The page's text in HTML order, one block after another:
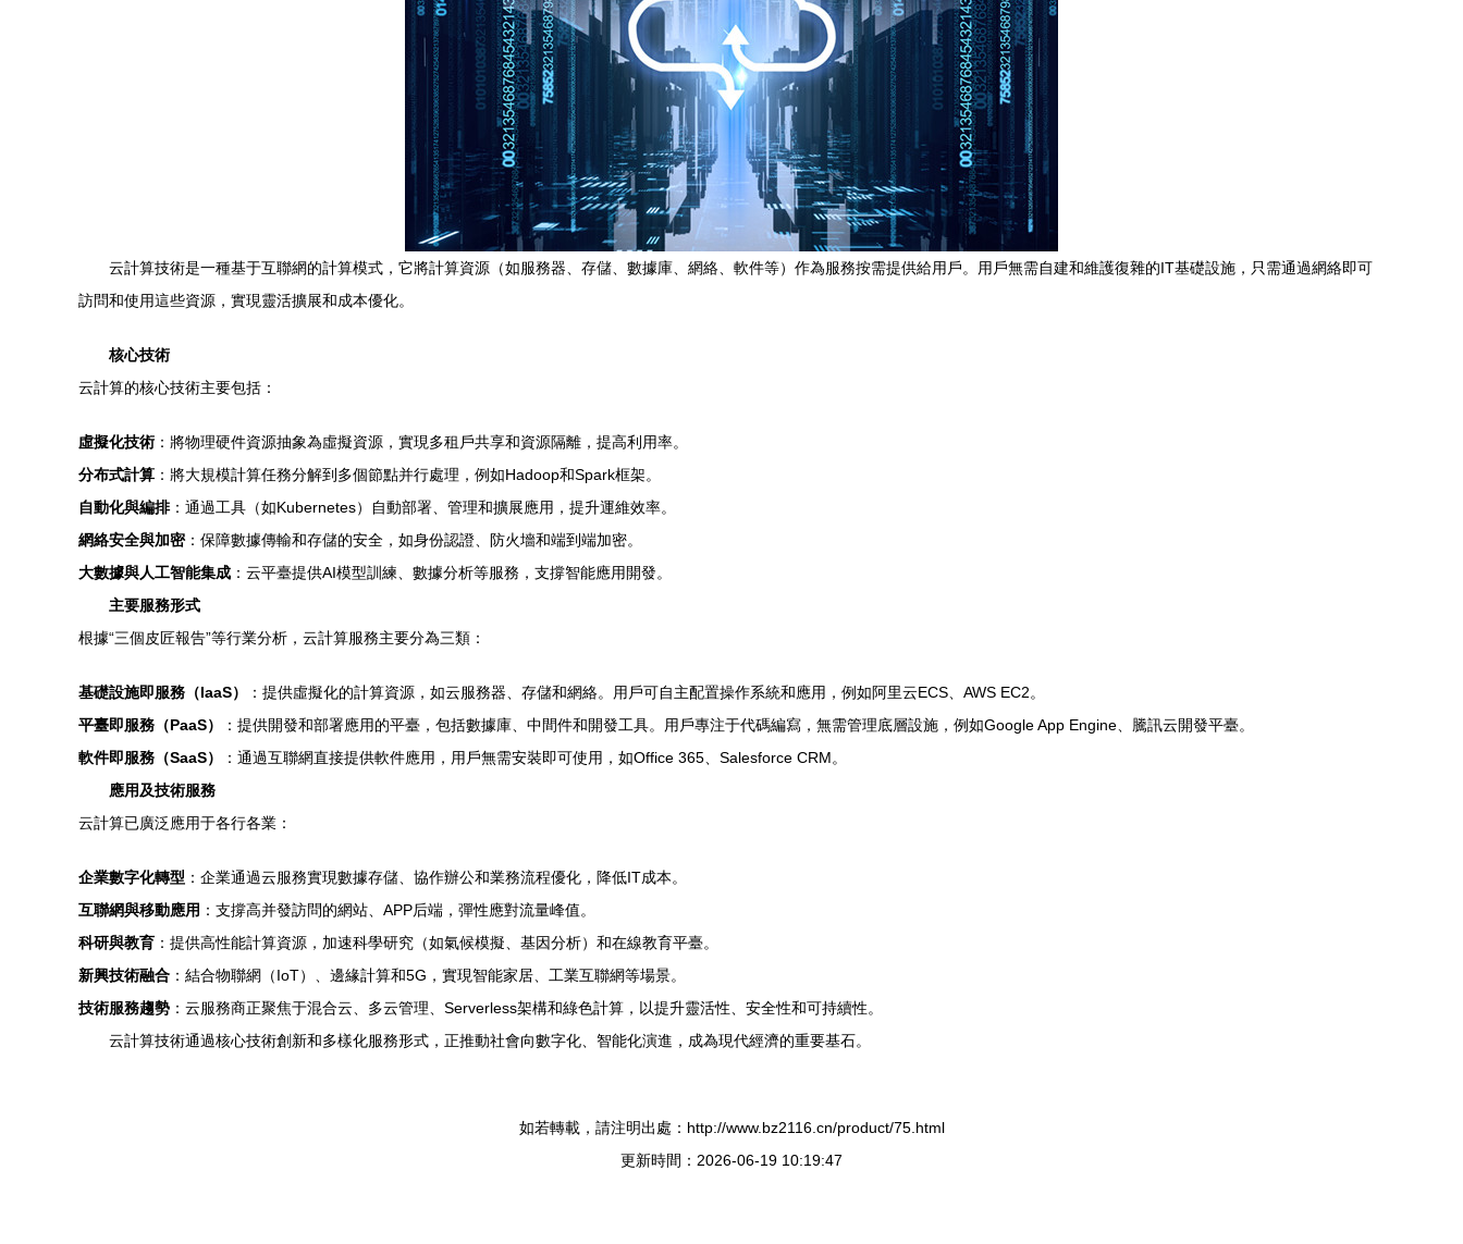
云計算技術是一種基于互聯網的計算模式，它將計算資源（如服務器、存儲、數據庫、網絡、軟件等）作為服務按需提供給用戶。用戶無需自建和維護復雜的IT基礎設施，只需通過網絡即可
訪問和使用這些資源，實現靈活擴展和成本優化。
核心技術
云計算的核心技術主要包括：
虛擬化技術 ：將物理硬件資源抽象為虛擬資源，實現多租戶共享和資源隔離，提高利用率。
分布式計算 ：將大規模計算任務分解到多個節點并行處理，例如Hadoop和Spark框架。
自動化與編排：通過工具（如Kubernetes）自動部署、管理和擴展應用，提升運維效率。
網絡安全與加密：保障數據傳輸和存儲的安全，如身份認證、防火墻和端到端加密。
大數據與人工智能集成 ：云平臺提供AI模型訓練、數據分析等服務，支撐智能應用開發。
主要服務形式
根據“三個皮匠報告”等行業分析，云計算服務主要分為三類：
基礎設施即服務（IaaS）
：提供虛擬化的計算資源，如云服務器、存儲和網絡。用戶可自主配置操作系統和應用，例如阿里云ECS、AWS EC2。
平臺即服務（PaaS）
：提供開發和部署應用的平臺，包括數據庫、中間件和開發工具。用戶專注于代碼編寫，無需管理底層設施，例如Google App Engine、騰訊云開發平臺。
軟件即服務（SaaS）
：通過互聯網直接提供軟件應用，用戶無需安裝即可使用，如Office 365、Salesforce CRM。
應用及技術服務
云計算已廣泛應用于各行各業：
企業數字化轉型 ：企業通過云服務實現數據存儲、協作辦公和業務流程優化，降低IT成本。
互聯網與移動應用 ：支撐高并發訪問的網站、APP后端，彈性應對流量峰值。
科研與教育 ：提供高性能計算資源，加速科學研究（如氣候模擬、基因分析）和在線教育平臺。
新興技術融合 ：結合物聯網（IoT）、邊緣計算和5G，實現智能家居、工業互聯網等場景。
技術服務趨勢 ：云服務商正聚焦于混合云、多云管理、Serverless架構和綠色計算，以提升靈活性、安全性和可持續性。
云計算技術通過核心技術創新和多樣化服務形式，正推動社會向數字化、智能化演進，成為現代經濟的重要基石。
如若轉載，請注明出處：http://www.bz2116.cn/product/75.html
更新時間：2026-06-19 10:19:47